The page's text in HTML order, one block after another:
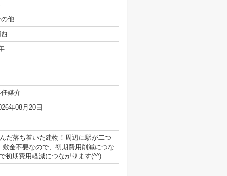
他
媒介
年08月20日
だ落ち着いた建物！周辺に駅が二つ
金不要なので、初期費用削減につな
初期費用軽減につながります(^^)